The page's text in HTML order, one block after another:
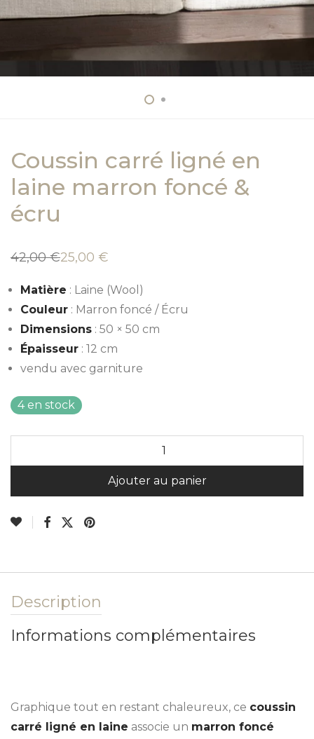
Coussin carré ligné en
laine marron foncé &
écru
42,00€
Le
initial
était :
42,00 €.
25,00 €
Le
actuel
est :
25,00 €.
Matière : Laine (Wool)
Couleur : Marron foncé / Écru
Dimensions : 50 × 50 cm
Épaisseur : 12 cm
vendu avec garniture
4 en stock
Ajouter au panier
Description
Informations complémentaires
Graphique tout en restant chaleureux, ce coussin
carré ligné en laine associe un marron foncé